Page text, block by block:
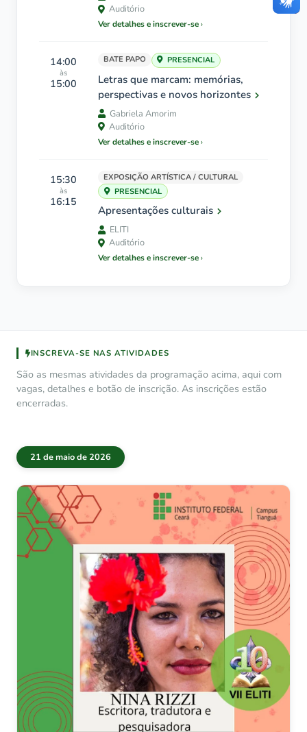
Auditório
Ver detalhes e inscrever-se
14:00
às
15:00
BATE PAPO PRESENCIAL
Letras que marcam: memórias,
perspectivas e novos horizontes
Gabriela Amorim
Auditório
Ver detalhes e inscrever-se
15:30
às
16:15
EXPOSIÇÃO ARTÍSTICA / CULTURAL
PRESENCIAL
Apresentações culturais
ELITI
Auditório
Ver detalhes e inscrever-se
INSCREVA-SE NAS ATIVIDADES
São as mesmas atividades da programação acima, aqui com
vagas, detalhes e botão de inscrição. As inscrições estão
encerradas.
21 de maio de 2026